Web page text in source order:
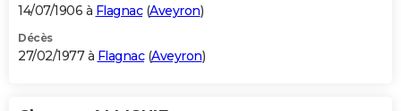
14/07/1906 à Flagnac(Aveyron)
Décès
27/02/1977 à Flagnac(Aveyron)